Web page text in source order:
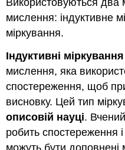
мислення: індуктивне
міркування.
Індуктивні міркування
мислення, яка
спостереження, щоб
висновку. Цей тип
описовій науці.
робить спостереження і
можуть бути